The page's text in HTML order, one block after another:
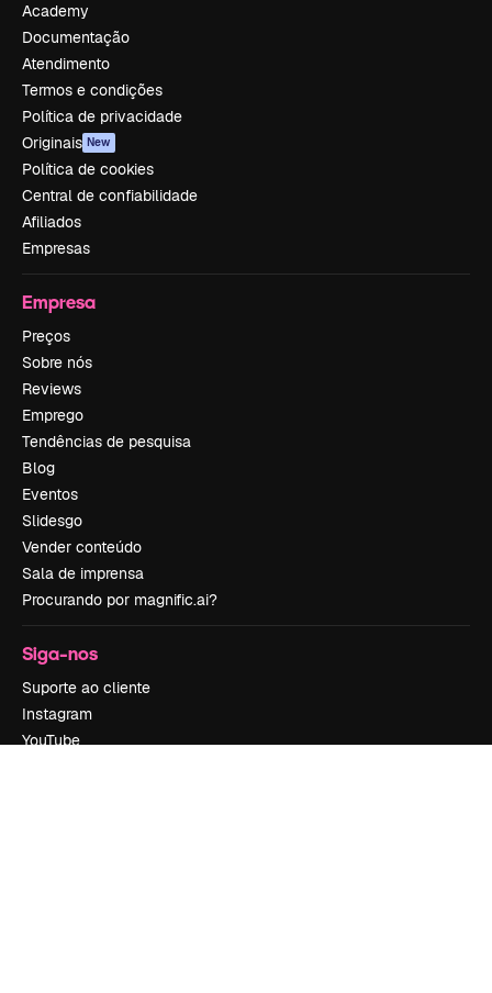
Academy
Documentação
Atendimento
Termos e condições
Política de privacidade
Originais New
Política de cookies
Central de confiabilidade
Afiliados
Empresas
Empresa
Preços
Sobre nós
Reviews
Emprego
Tendências de pesquisa
Blog
Eventos
Slidesgo
Vender conteúdo
Sala de imprensa
Procurando por magnific.ai?
Siga-nos
Suporte ao cliente
Instagram
YouTube